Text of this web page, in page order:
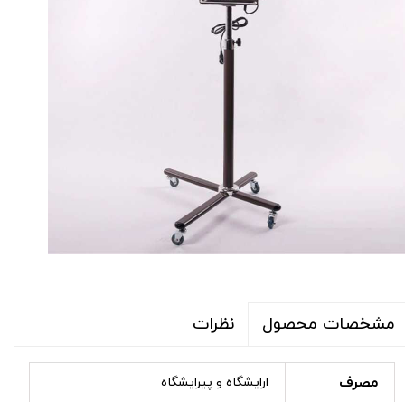
مشخصات محصول نظرات
مصرف ارایشگاه و پیرایشگاه